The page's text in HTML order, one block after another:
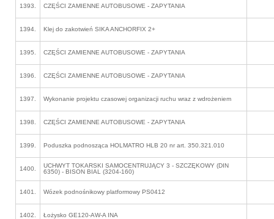
1393. CZĘŚCI ZAMIENNE AUTOBUSOWE - ZAPYTANIA
1394. Klej do zakotwień SIKA ANCHORFIX 2+
1395. CZĘŚCI ZAMIENNE AUTOBUSOWE - ZAPYTANIA
1396. CZĘŚCI ZAMIENNE AUTOBUSOWE - ZAPYTANIA
1397. Wykonanie projektu czasowej organizacji ruchu wraz z wdrożeniem
1398. CZĘŚCI ZAMIENNE AUTOBUSOWE - ZAPYTANIA
1399. Poduszka podnosząca HOLMATRO HLB 20 nr art. 350.321.010
1400.
UCHWYT TOKARSKI SAMOCENTRUJĄCY 3 - SZCZĘKOWY (DIN
6350) - BISON BIAL (3204-160)
1401. Wózek podnośnikowy platformowy PS0412
1402. Łożysko GE120-AW-A INA